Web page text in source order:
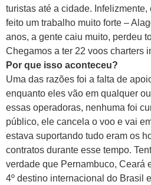
turistas até a cidade.
feito um trabalho muito forte –
anos, a gente caiu muito, perdeu
Chegamos a ter 22 voos charters
Por que isso aconteceu?
Uma das razões foi a falta de
enquanto eles vão em qualquer
essas operadoras, nenhuma foi
público, ele cancela o voo e vai
estava suportando tudo eram os
contratos durante esse tempo.
verdade que Pernambuco, Ceará
4º destino internacional do Brasil